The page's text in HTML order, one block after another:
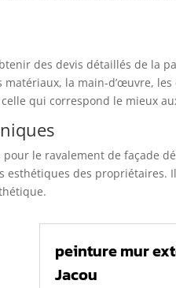
des devis détaillés de la
la main-d’œuvre,
qui correspond le mieux
le ravalement de façade
des
peinture mur
Jacou